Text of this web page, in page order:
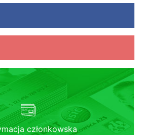
członkowska